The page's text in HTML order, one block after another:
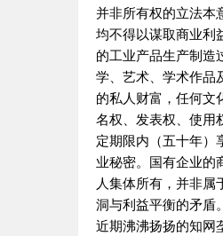
并非所有权的立法本
均不得以谋取商业利
的工业产品生产制造
学、艺术、学术作品
的私人财富，任何文
名权、发表权、使用
定期限内（五十年）
业秘密。国有企业的
人集体所有，并非
洞与利益平衡的矛盾
近期沸沸扬扬的知网